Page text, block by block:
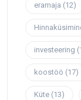
eramaja (12)
investeering
koostöö (17)
Küte (13)